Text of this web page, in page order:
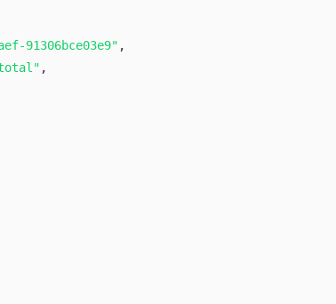
91306bce03e9" ,
,